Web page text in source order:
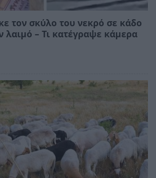
τον σκύλο του νεκρό σε κάδο
λαιμό – Τι κατέγραψε κάμερα